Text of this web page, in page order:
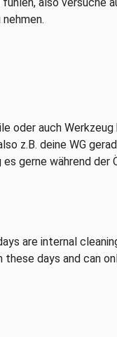
also versuche
oder auch Werkzeug
z.B. deine WG
gerne während der
are internal
these days and can